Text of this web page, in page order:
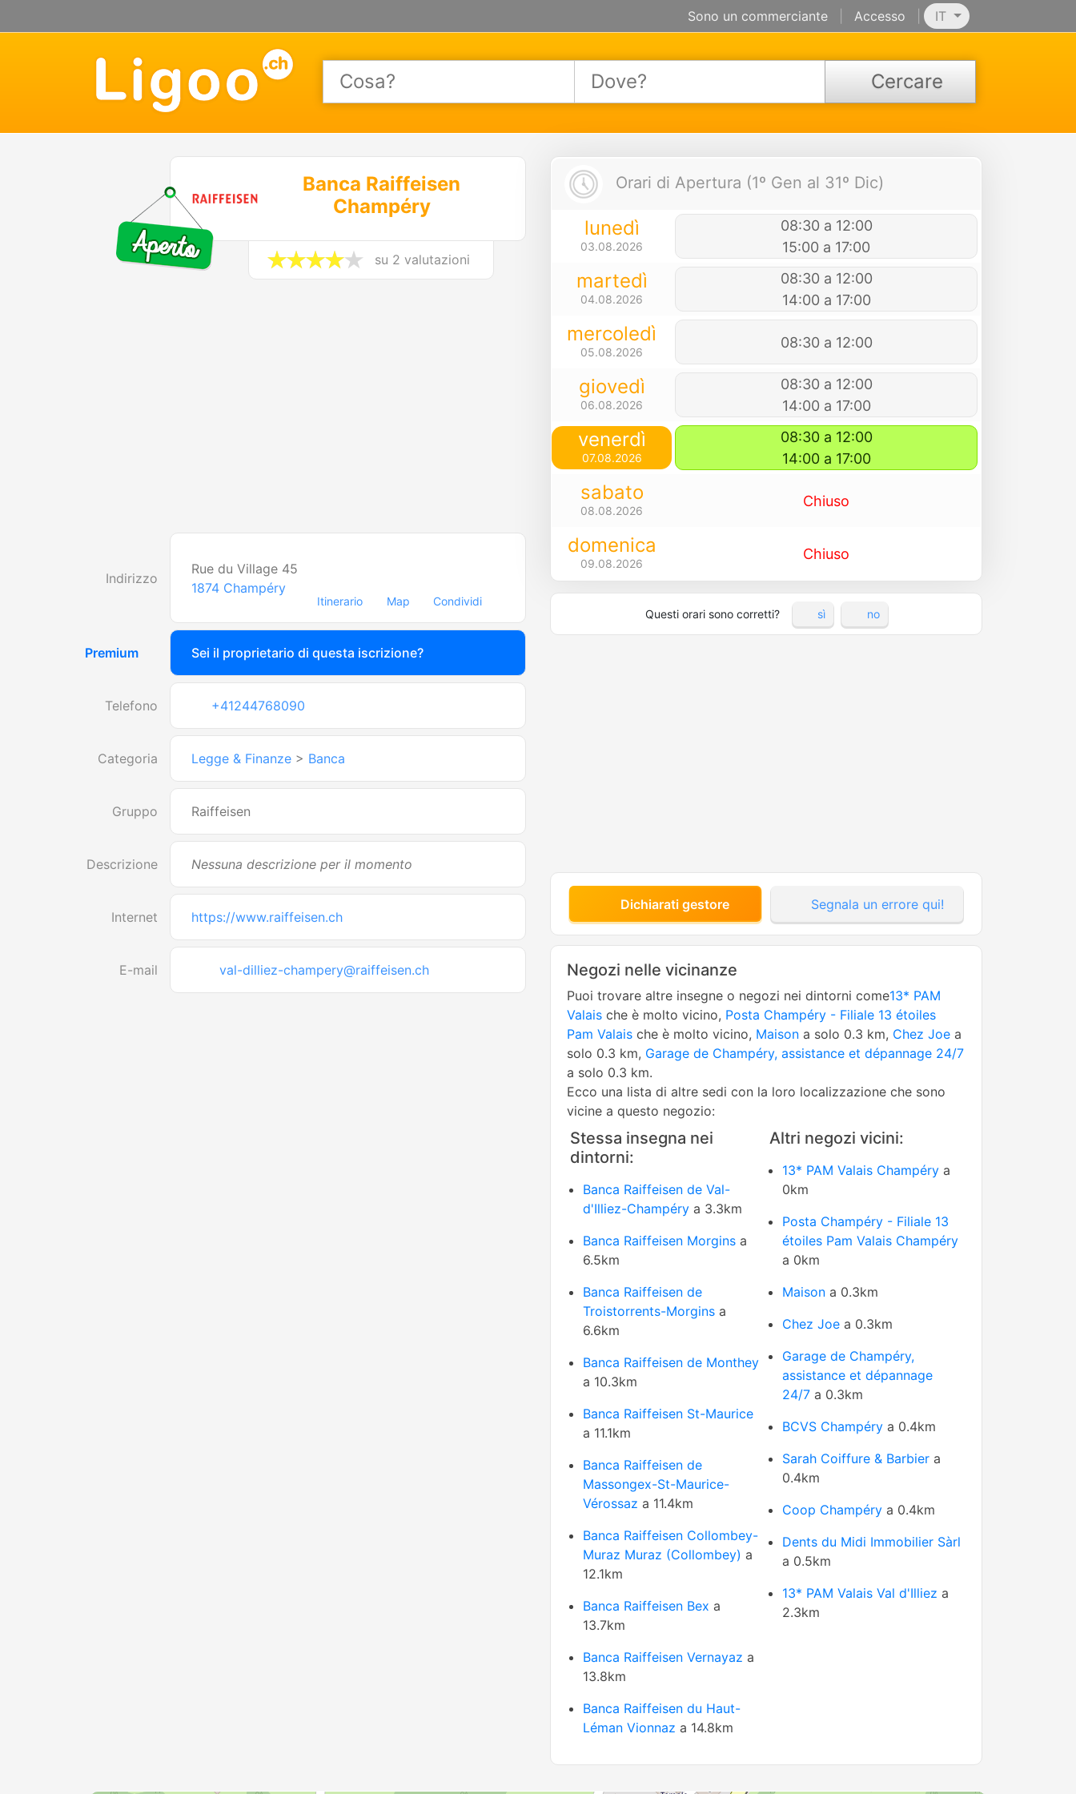
Sono un commerciante Accesso IT
Cercare
Banca Raiffeisen
Champéry
su 2 valutazioni
Indirizzo
Rue du Village 45
1874 Champéry
Itinerario Map Condividi
Premium Sei il proprietario di questa iscrizione?
Telefono +41244768090
Categoria Legge & Finanze > Banca
Gruppo Raiffeisen
Descrizione Nessuna descrizione per il momento
Internet https://www.raiffeisen.ch
E-mail val-dilliez-champery@raiffeisen.ch
Orari di Apertura (1º Gen al 31º Dic)
lunedì
03.08.2026
08:30 a 12:00
15:00 a 17:00
martedì
04.08.2026
08:30 a 12:00
14:00 a 17:00
mercoledì
05.08.2026
08:30 a 12:00
giovedì
06.08.2026
08:30 a 12:00
14:00 a 17:00
venerdì
07.08.2026
08:30 a 12:00
14:00 a 17:00
sabato
08.08.2026
Chiuso
domenica
09.08.2026
Chiuso
Questi orari sono corretti? sì no
Dichiarati gestore Segnala un errore qui!
Negozi nelle vicinanze
Puoi trovare altre insegne o negozi nei dintorni come13* PAM
Valais che è molto vicino, Posta Champéry - Filiale 13 étoiles
Pam Valais che è molto vicino, Maison a solo 0.3 km, Chez Joe a
solo 0.3 km, Garage de Champéry, assistance et dépannage 24/7
a solo 0.3 km.
Ecco una lista di altre sedi con la loro localizzazione che sono
vicine a questo negozio:
Stessa insegna nei
dintorni:
Banca Raiffeisen de Val-
d'Illiez-Champéry a 3.3km
Banca Raiffeisen Morgins a
6.5km
Banca Raiffeisen de
Troistorrents-Morgins a
6.6km
Banca Raiffeisen de Monthey
a 10.3km
Banca Raiffeisen St-Maurice
a 11.1km
Banca Raiffeisen de
Massongex-St-Maurice-
Vérossaz a 11.4km
Banca Raiffeisen Collombey-
Muraz Muraz (Collombey) a
12.1km
Banca Raiffeisen Bex a
13.7km
Banca Raiffeisen Vernayaz a
13.8km
Banca Raiffeisen du Haut-
Léman Vionnaz a 14.8km
Altri negozi vicini:
13* PAM Valais Champéry a
0km
Posta Champéry - Filiale 13
étoiles Pam Valais Champéry
a 0km
Maison a 0.3km
Chez Joe a 0.3km
Garage de Champéry,
assistance et dépannage
24/7 a 0.3km
BCVS Champéry a 0.4km
Sarah Coiffure & Barbier a
0.4km
Coop Champéry a 0.4km
Dents du Midi Immobilier Sàrl
a 0.5km
13* PAM Valais Val d'Illiez a
2.3km